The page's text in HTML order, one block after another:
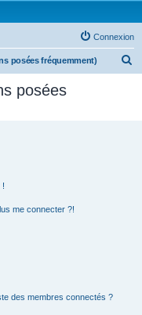
Connexion
posées fréquemment)
posées
!
me connecter ?!
des membres connectés ?